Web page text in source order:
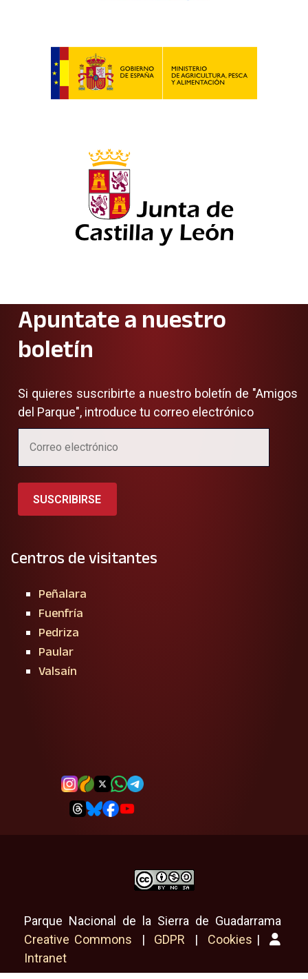
Apuntate a nuestro
boletín
Si quieres suscribirte a nuestro boletín de "Amigos
del Parque", introduce tu correo electrónico
SUSCRIBIRSE
Centros de visitantes
Peñalara
Fuenfría
Pedriza
Paular
Valsaín
Parque Nacional de la Sierra de Guadarrama
Creative Commons | GDPR | Cookies |
Intranet